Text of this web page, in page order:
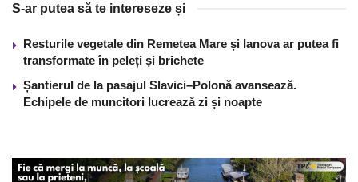
S-ar putea să te intereseze și
Resturile vegetale din Remetea Mare și Ianova ar putea fi
transformate în peleți și brichete
Șantierul de la pasajul Slavici–Polonă avansează.
Echipele de muncitori lucrează zi și noapte